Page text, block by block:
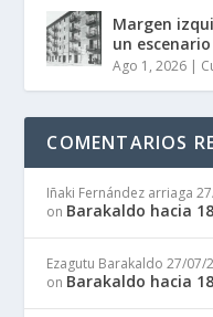
Margen
un
Ago 1, 2026 |
COMENTARIOS
Iñaki Fernández arriaga
on Barakaldo hacia
Ezagutu Barakaldo 27/07/
on Barakaldo hacia